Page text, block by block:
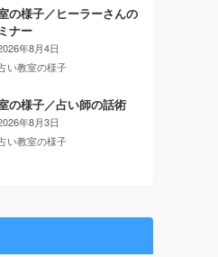
の様子／ヒーラーさんの
ナー
年8月4日
い教室の様子
の様子／占い師の話術
年8月3日
い教室の様子